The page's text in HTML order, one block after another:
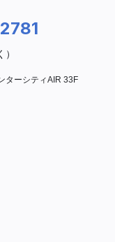
ターシティAIR 33F